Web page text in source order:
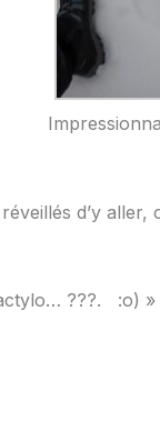
d’y
???. :o) »